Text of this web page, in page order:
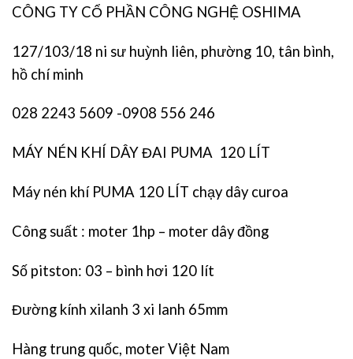
CÔNG TY CỔ PHẦN CÔNG NGHỆ OSHIMA
127/103/18 ni sư huỳnh liên, phường 10, tân bình,
hồ chí minh
028 2243 5609 -0908 556 246
MÁY NÉN KHÍ DÂY ĐAI PUMA 120 LÍT
Máy nén khí PUMA 120 LÍT chạy dây curoa
Công suất : moter 1hp – moter dây đồng
Số pitston: 03 – bình hơi 120 lít
Đường kính xilanh 3 xi lanh 65mm
Hàng trung quốc, moter Việt Nam